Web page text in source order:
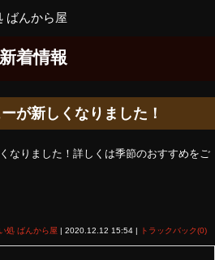
to
新着情報
が新しくなりました！
なりました！詳しくは季節のおすすめをご
処 ばんから屋 | 2020.12.12 15:54 | トラックバック(0)
んから屋